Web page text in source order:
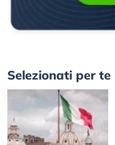
Selezionati per te